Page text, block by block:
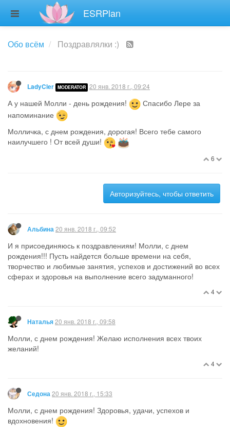
ESRPlan
Обо всём Поздравлялки :)
LadyCler MODERATOR 20 янв. 2018 г., 09:24
А у нашей Молли - день рождения!
Спасибо Лере за
напоминание
Молличка, с днем рождения, дорогая! Всего тебе самого
наилучшего ! От всей души!
6
Авторизуйтесь, чтобы ответить
Альбина20 янв. 2018 г., 09:52
И я присоединяюсь к поздравлениям! Молли, с днем
рождения!!! Пусть найдется больше времени на себя,
творчество и любимые занятия, успехов и достижений во всех
сферах и здоровья на выполнение всего задуманного!
4
Наталья20 янв. 2018 г., 09:58
Молли, с днем рождения! Желаю исполнения всех твоих
желаний!
4
Седона20 янв. 2018 г., 15:33
Молли, с днем рождения! Здоровья, удачи, успехов и
вдохновения!